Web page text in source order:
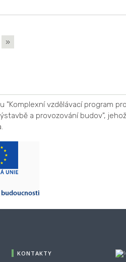
»
"Komplexní vzdělávací program
a provozování budov",
KONTAKTY